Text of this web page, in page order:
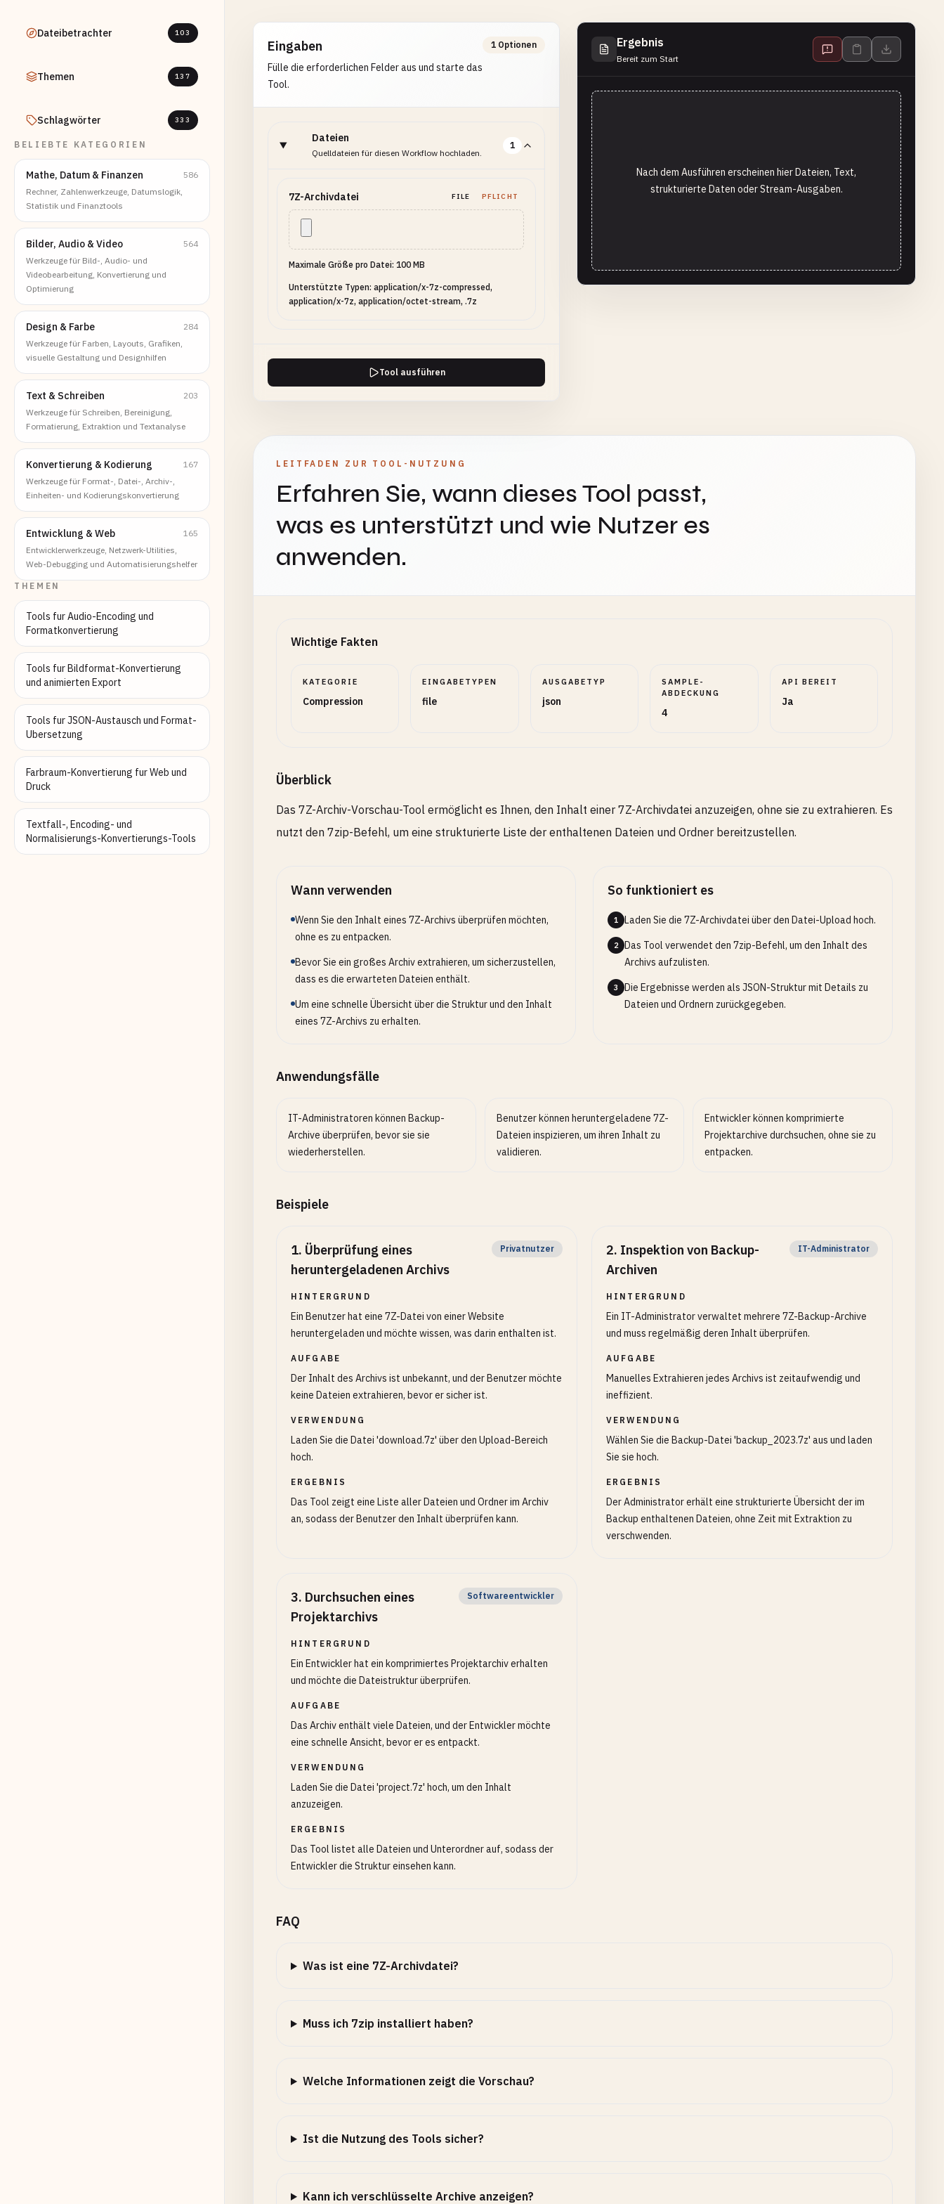
Dateibetrachter 103
Themen 137
Schlagwörter 333
BELIEBTE KATEGORIEN
Mathe, Datum & Finanzen
586
Rechner, Zahlenwerkzeuge, Datumslogik,
Statistik und Finanztools
Bilder, Audio & Video
564
Werkzeuge für Bild-, Audio- und
Videobearbeitung, Konvertierung und
Optimierung
Design & Farbe
284
Werkzeuge für Farben, Layouts, Grafiken,
visuelle Gestaltung und Designhilfen
Text & Schreiben
203
Werkzeuge für Schreiben, Bereinigung,
Formatierung, Extraktion und Textanalyse
Konvertierung & Kodierung
167
Werkzeuge für Format-, Datei-, Archiv-,
Einheiten- und Kodierungskonvertierung
Entwicklung & Web
165
Entwicklerwerkzeuge, Netzwerk-Utilities,
Web-Debugging und Automatisierungshelfer
THEMEN
Tools fur Audio-Encoding und
Formatkonvertierung
Tools fur Bildformat-Konvertierung
und animierten Export
Tools fur JSON-Austausch und Format-
Ubersetzung
Farbraum-Konvertierung fur Web und
Druck
Textfall-, Encoding- und
Normalisierungs-Konvertierungs-Tools
Eingaben
Fülle die erforderlichen Felder aus und starte das
Tool.
1 Optionen
Dateien
Quelldateien für diesen Workflow hochladen.
1
7Z-Archivdatei FILE PFLICHT
Maximale Größe pro Datei: 100 MB
Unterstützte Typen: application/x-7z-compressed,
application/x-7z, application/octet-stream, .7z
Tool ausführen
Ergebnis
Bereit zum Start
Nach dem Ausführen erscheinen hier Dateien, Text,
strukturierte Daten oder Stream-Ausgaben.
LEITFADEN ZUR TOOL-NUTZUNG
Erfahren Sie, wann dieses Tool passt,
was es unterstützt und wie Nutzer es
anwenden.
Wichtige Fakten
KATEGORIE
Compression
EINGABETYPEN
file
AUSGABETYP
json
SAMPLE-
ABDECKUNG
4
API BEREIT
Ja
Überblick
Das 7Z-Archiv-Vorschau-Tool ermöglicht es Ihnen, den Inhalt einer 7Z-Archivdatei anzuzeigen, ohne sie zu extrahieren. Es
nutzt den 7zip-Befehl, um eine strukturierte Liste der enthaltenen Dateien und Ordner bereitzustellen.
Wann verwenden
Wenn Sie den Inhalt eines 7Z-Archivs überprüfen möchten,
ohne es zu entpacken.
Bevor Sie ein großes Archiv extrahieren, um sicherzustellen,
dass es die erwarteten Dateien enthält.
Um eine schnelle Übersicht über die Struktur und den Inhalt
eines 7Z-Archivs zu erhalten.
So funktioniert es
1 Laden Sie die 7Z-Archivdatei über den Datei-Upload hoch.
2
Das Tool verwendet den 7zip-Befehl, um den Inhalt des
Archivs aufzulisten.
3
Die Ergebnisse werden als JSON-Struktur mit Details zu
Dateien und Ordnern zurückgegeben.
Anwendungsfälle
IT-Administratoren können Backup-
Archive überprüfen, bevor sie sie
wiederherstellen.
Benutzer können heruntergeladene 7Z-
Dateien inspizieren, um ihren Inhalt zu
validieren.
Entwickler können komprimierte
Projektarchive durchsuchen, ohne sie zu
entpacken.
Beispiele
1. Überprüfung eines
heruntergeladenen Archivs
Privatnutzer
HINTERGRUND
Ein Benutzer hat eine 7Z-Datei von einer Website
heruntergeladen und möchte wissen, was darin enthalten ist.
AUFGABE
Der Inhalt des Archivs ist unbekannt, und der Benutzer möchte
keine Dateien extrahieren, bevor er sicher ist.
VERWENDUNG
Laden Sie die Datei 'download.7z' über den Upload-Bereich
hoch.
ERGEBNIS
Das Tool zeigt eine Liste aller Dateien und Ordner im Archiv
an, sodass der Benutzer den Inhalt überprüfen kann.
2. Inspektion von Backup-
Archiven
IT-Administrator
HINTERGRUND
Ein IT-Administrator verwaltet mehrere 7Z-Backup-Archive
und muss regelmäßig deren Inhalt überprüfen.
AUFGABE
Manuelles Extrahieren jedes Archivs ist zeitaufwendig und
ineffizient.
VERWENDUNG
Wählen Sie die Backup-Datei 'backup_2023.7z' aus und laden
Sie sie hoch.
ERGEBNIS
Der Administrator erhält eine strukturierte Übersicht der im
Backup enthaltenen Dateien, ohne Zeit mit Extraktion zu
verschwenden.
3. Durchsuchen eines
Projektarchivs
Softwareentwickler
HINTERGRUND
Ein Entwickler hat ein komprimiertes Projektarchiv erhalten
und möchte die Dateistruktur überprüfen.
AUFGABE
Das Archiv enthält viele Dateien, und der Entwickler möchte
eine schnelle Ansicht, bevor er es entpackt.
VERWENDUNG
Laden Sie die Datei 'project.7z' hoch, um den Inhalt
anzuzeigen.
ERGEBNIS
Das Tool listet alle Dateien und Unterordner auf, sodass der
Entwickler die Struktur einsehen kann.
FAQ
Was ist eine 7Z-Archivdatei?
Muss ich 7zip installiert haben?
Welche Informationen zeigt die Vorschau?
Ist die Nutzung des Tools sicher?
Kann ich verschlüsselte Archive anzeigen?